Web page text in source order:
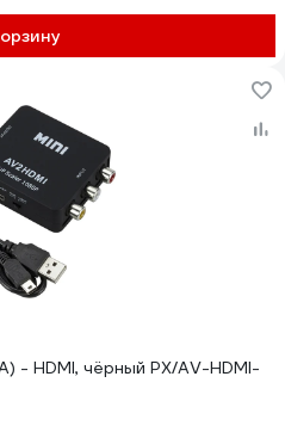
- HDMI, чёрный PX/AV-HDMI-